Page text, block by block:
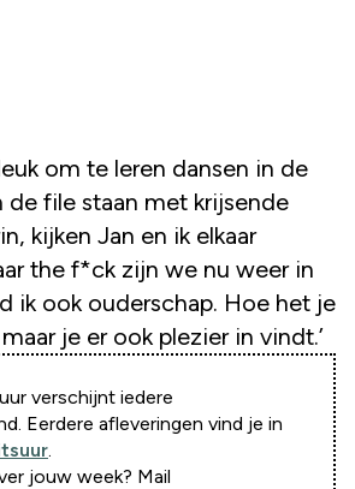
om te leren dansen in de
de file staan met krijsende
kijken Jan en ik elkaar
the f*ck zijn we nu weer in
ik ook ouderschap. Hoe het je
je er ook plezier in vindt.’
verschijnt iedere
Eerdere afleveringen vind je in
jouw week? Mail